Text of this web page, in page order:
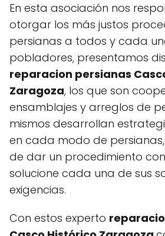
En esta asociación nos
otorgar los más justos
persianas a todos y cada
pobladores, presentamos
reparacion persianas
Zaragoza, los que son
ensamblajes y arreglos de
mismos desarrollan
en cada modo de
de dar un procedimiento
solucione cada una de sus
exigencias.
Con estos experto